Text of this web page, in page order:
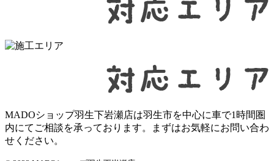
MADOショップ羽生下岩瀬店は羽生市を中心に車で1時間圏
内にてご相談を承っております。まずはお気軽にお問い合わ
せください。